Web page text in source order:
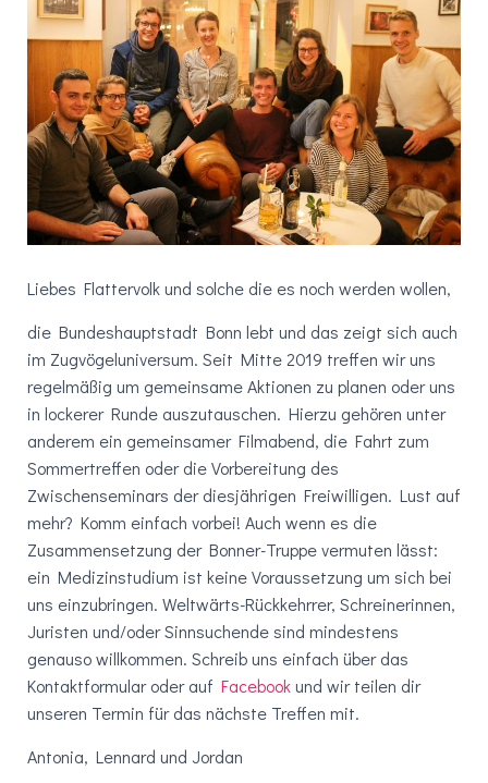
Liebes Flattervolk und solche die es noch werden wollen,
die Bundeshauptstadt Bonn lebt und das zeigt sich auch
im Zugvögeluniversum. Seit Mitte 2019 treffen wir uns
regelmäßig um gemeinsame Aktionen zu planen oder uns
in lockerer Runde auszutauschen. Hierzu gehören unter
anderem ein gemeinsamer Filmabend, die Fahrt zum
Sommertreffen oder die Vorbereitung des
Zwischenseminars der diesjährigen Freiwilligen. Lust auf
mehr? Komm einfach vorbei! Auch wenn es die
Zusammensetzung der Bonner-Truppe vermuten lässt:
ein Medizinstudium ist keine Voraussetzung um sich bei
uns einzubringen. Weltwärts-Rückkehrrer, Schreinerinnen,
Juristen und/oder Sinnsuchende sind mindestens
genauso willkommen. Schreib uns einfach über das
Kontaktformular oder auf Facebookund wir teilen dir
unseren Termin für das nächste Treffen mit.
Antonia, Lennard und Jordan